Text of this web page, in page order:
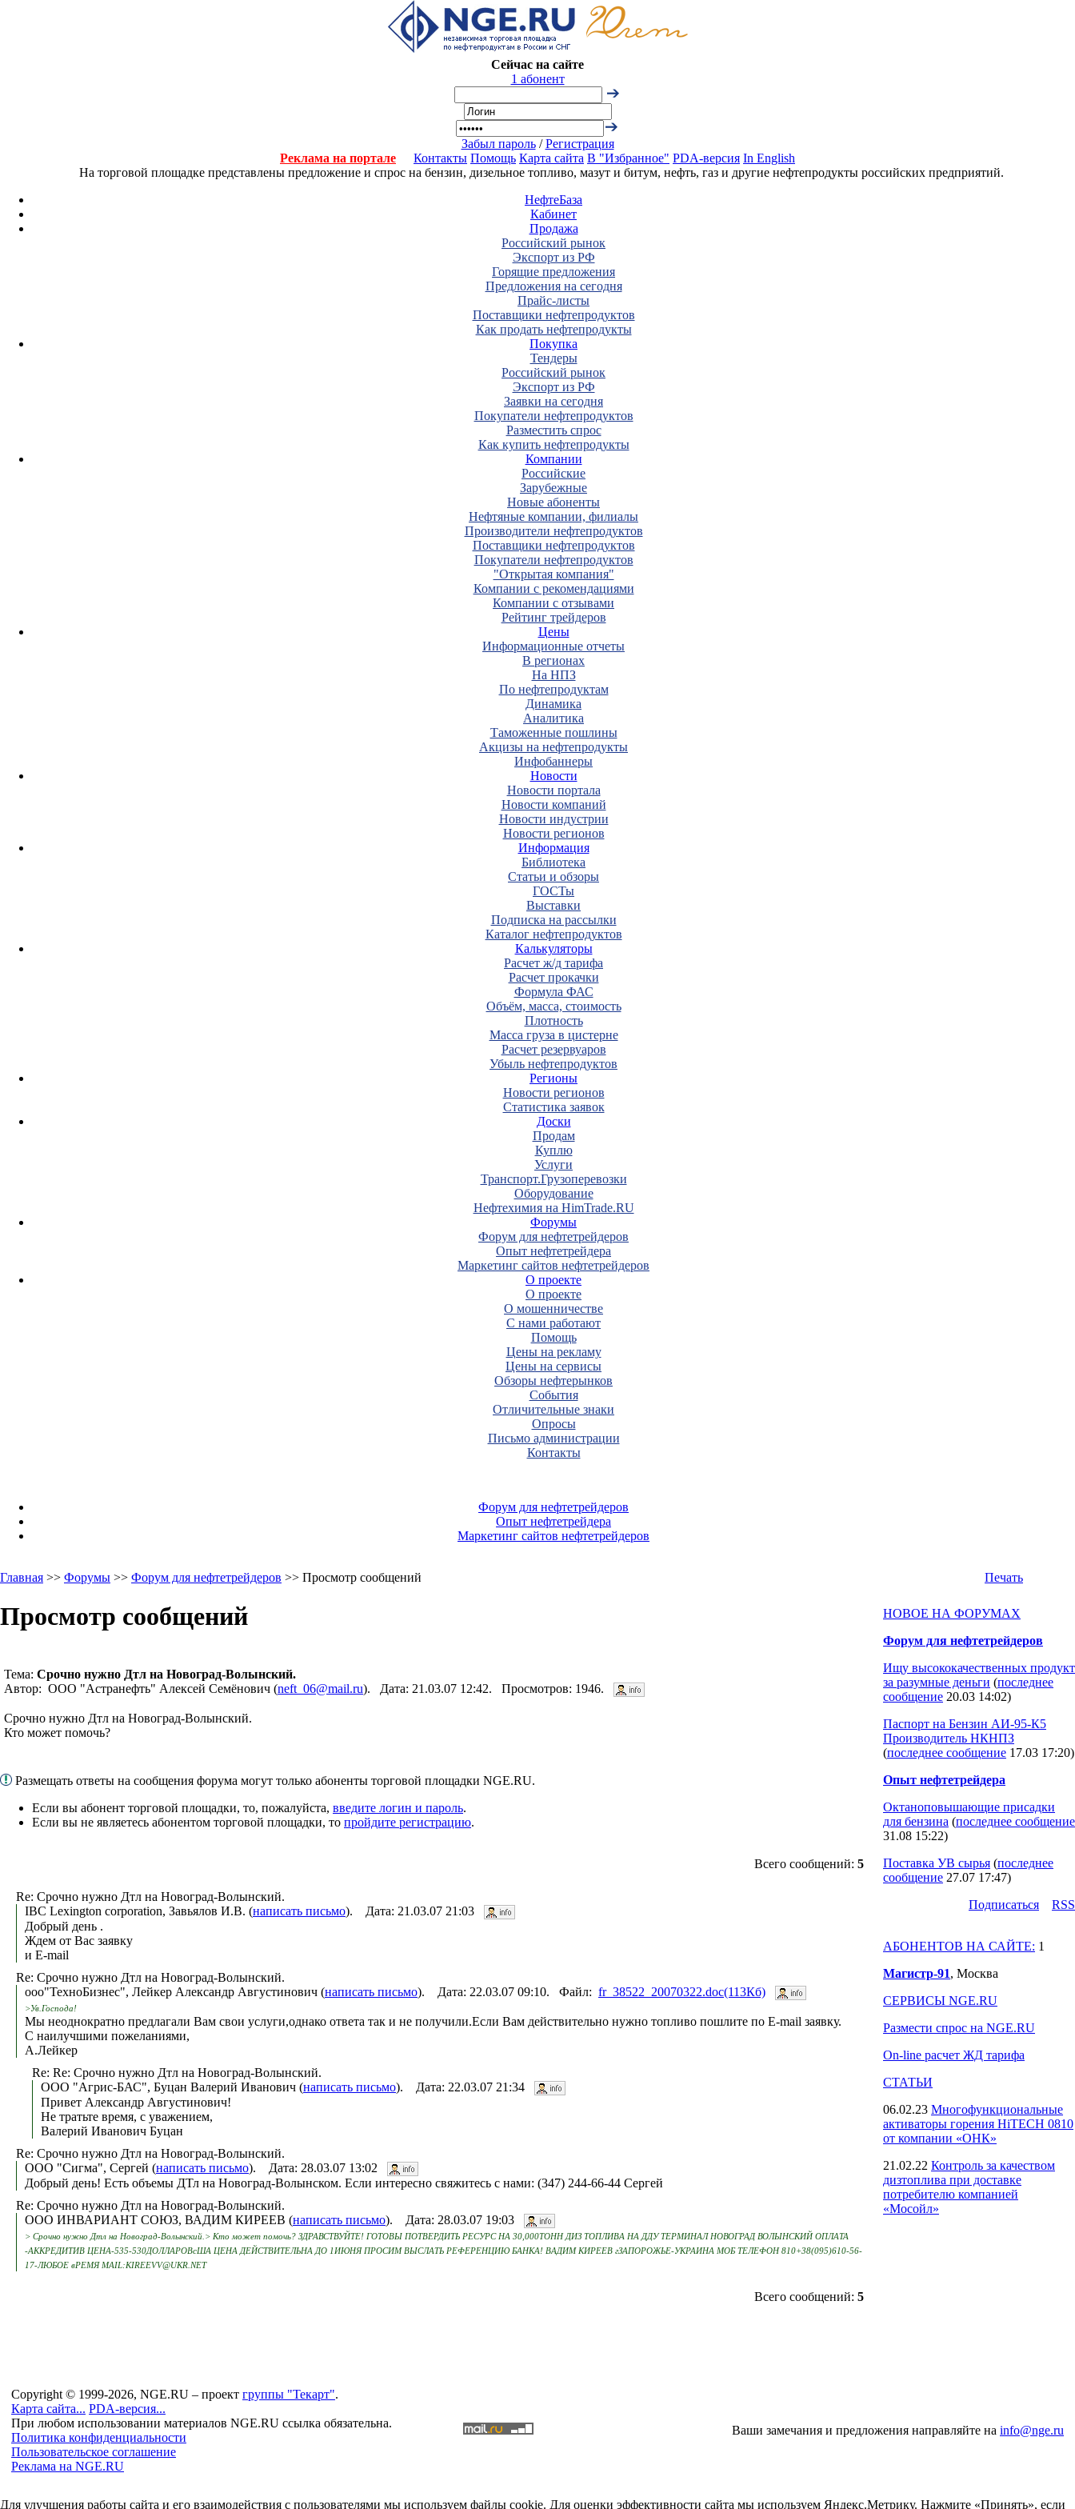
Сейчас на сайте
1 абонент
Забыл пароль/Регистрация
Реклама на портале
Контакты Помощь Карта сайта В "Избранное" PDA-версия In English
На торговой площадке представлены предложение и спрос на бензин, дизельное топливо, мазут и битум, нефть, газ и другие нефтепродукты российских предприятий.
НефтеБаза
Кабинет
Продажа
Российский рынок
Экспорт из РФ
Горящие предложения
Предложения на сегодня
Прайс-листы
Поставщики нефтепродуктов
Как продать нефтепродукты
Покупка
Тендеры
Российский рынок
Экспорт из РФ
Заявки на сегодня
Покупатели нефтепродуктов
Разместить спрос
Как купить нефтепродукты
Компании
Российские
Зарубежные
Новые абоненты
Нефтяные компании, филиалы
Производители нефтепродуктов
Поставщики нефтепродуктов
Покупатели нефтепродуктов
"Открытая компания"
Компании с рекомендациями
Компании с отзывами
Рейтинг трейдеров
Цены
Информационные отчеты
В регионах
На НПЗ
По нефтепродуктам
Динамика
Аналитика
Таможенные пошлины
Акцизы на нефтепродукты
Инфобаннеры
Новости
Новости портала
Новости компаний
Новости индустрии
Новости регионов
Информация
Библиотека
Статьи и обзоры
ГОСТы
Выставки
Подписка на рассылки
Каталог нефтепродуктов
Калькуляторы
Расчет ж/д тарифа
Расчет прокачки
Формула ФАС
Объём, масса, стоимость
Плотность
Масса груза в цистерне
Расчет резервуаров
Убыль нефтепродуктов
Регионы
Новости регионов
Статистика заявок
Доски
Продам
Куплю
Услуги
Транспорт.Грузоперевозки
Оборудование
Нефтехимия на HimTrade.RU
Форумы
Форум для нефтетрейдеров
Опыт нефтетрейдера
Маркетинг сайтов нефтетрейдеров
О проекте
О проекте
О мошенничестве
С нами работают
Помощь
Цены на рекламу
Цены на сервисы
Обзоры нефтерынков
События
Отличительные знаки
Опросы
Письмо администрации
Контакты
Форум для нефтетрейдеров
Опыт нефтетрейдера
Маркетинг сайтов нефтетрейдеров
Главная >> Форумы >> Форум для нефтетрейдеров >> Просмотр сообщений Печать
Просмотр сообщений
Тема: Срочно нужно Дтл на Новоград-Волынский.
Автор: ООО "Астранефть" Алексей Семёнович (neft_06@mail.ru). Дата: 21.03.07 12:42. Просмотров: 1946.
Срочно нужно Дтл на Новоград-Волынский.
Кто может помочь?
Размещать ответы на сообщения форума могут только абоненты торговой площадки NGE.RU.
Если вы абонент торговой площадки, то, пожалуйста, введите логин и пароль.
Если вы не являетесь абонентом торговой площадки, то пройдите регистрацию.
Всего сообщений: 5
Re: Срочно нужно Дтл на Новоград-Волынский.
IBC Lexington corporation, Завьялов И.В. (написать письмо). Дата: 21.03.07 21:03
Добрый день .
Ждем от Вас заявку
и E-mail
Re: Срочно нужно Дтл на Новоград-Волынский.
ooo"ТехноБизнес", Лейкер Александр Августинович (написать письмо). Дата: 22.03.07 09:10. Файл: fr_38522_20070322.doc(113Кб)
>Ув.Господа!
Мы неоднократно предлагали Вам свои услуги,однако ответа так и не получили.Если Вам действительно нужно топливо пошлите по E-mail заявку.
С наилучшими пожеланиями,
А.Лейкер
Re: Re: Срочно нужно Дтл на Новоград-Волынский.
OOO "Агрис-БАС", Буцан Валерий Иванович (написать письмо). Дата: 22.03.07 21:34
Привет Александр Августинович!
Не тратьте время, с уважением,
Валерий Иванович Буцан
Re: Срочно нужно Дтл на Новоград-Волынский.
ООО "Сигма", Сергей (написать письмо). Дата: 28.03.07 13:02
Добрый день! Есть объемы ДТл на Новоград-Волынском. Если интересно свяжитесь с нами: (347) 244-66-44 Сергей
Re: Срочно нужно Дтл на Новоград-Волынский.
ООО ИНВАРИАНТ СОЮЗ, ВАДИМ КИРЕЕВ (написать письмо). Дата: 28.03.07 19:03
> Срочно нужно Дтл на Новоград-Волынский.> Кто может помочь? ЗДРАВСТВУЙТЕ! ГОТОВЫ ПОТВЕРДИТЬ РЕСУРС НА 30,000ТОНН ДИЗ ТОПЛИВА НА ДДУ ТЕРМИНАЛ НОВОГРАД ВОЛЫНСКИЙ ОПЛАТА
-АККРЕДИТИВ ЦЕНА-535-530ДОЛЛАРОВсША ЦЕНА ДЕЙСТВИТЕЛЬНА ДО 1ИЮНЯ ПРОСИМ ВЫСЛАТЬ РЕФЕРЕНЦИЮ БАНКА! ВАДИМ КИРЕЕВ гЗАПОРОЖЬЕ-УКРАИНА МОБ ТЕЛЕФОН 810+38(095)610-56-
17-ЛЮБОЕ вРЕМЯ MAIL:KIREEVV@UKR.NET
Всего сообщений: 5
НОВОЕ НА ФОРУМАХ
Форум для нефтетрейдеров
Ищу высококачественных продукт
за разумные деньги (последнее
сообщение 20.03 14:02)
Паспорт на Бензин АИ-95-К5
Производитель НКНПЗ
(последнее сообщение 17.03 17:20)
Опыт нефтетрейдера
Октаноповышающие присадки
для бензина (последнее сообщение
31.08 15:22)
Поставка УВ сырья (последнее
сообщение 27.07 17:47)
Подпиcаться
RSS
АБОНЕНТОВ НА САЙТЕ: 1
Магистр-91, Москва
СЕРВИСЫ NGE.RU
Размести спрос на NGE.RU
On-line расчет ЖД тарифа
СТАТЬИ
06.02.23 Многофункциональные
активаторы горения HiTECH 0810
от компании «ОНК»
21.02.22 Контроль за качеством
дизтоплива при доставке
потребителю компанией
«Мосойл»
Copyright © 1999-2026, NGE.RU – проект группы "Текарт".
Карта сайта... PDA-версия...
При любом использовании материалов NGE.RU ссылка обязательна.
Политика конфиденциальности
Пользовательское соглашение
Реклама на NGE.RU
Ваши замечания и предложения направляйте на info@nge.ru
Для улучшения работы сайта и его взаимодействия с пользователями мы используем файлы cookie. Для оценки эффективности сайта мы используем Яндекс.Метрику. Нажмите «Принять», если